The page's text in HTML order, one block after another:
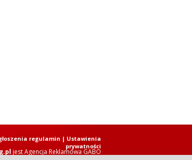
jestAgencja Reklamowa GABO
regulamin | Ustawienia
prywatności